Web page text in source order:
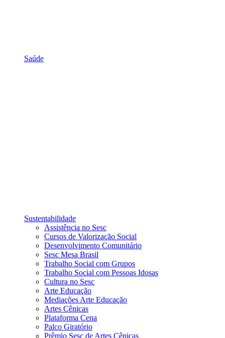
Saúde
Sustentabilidade
Assistência no Sesc
Cursos de Valorização Social
Desenvolvimento Comunitário
Sesc Mesa Brasil
Trabalho Social com Grupos
Trabalho Social com Pessoas Idosas
Cultura no Sesc
Arte Educação
Mediações Arte Educação
Artes Cênicas
Plataforma Cena
Palco Giratório
Prêmio Sesc de Artes Cênicas